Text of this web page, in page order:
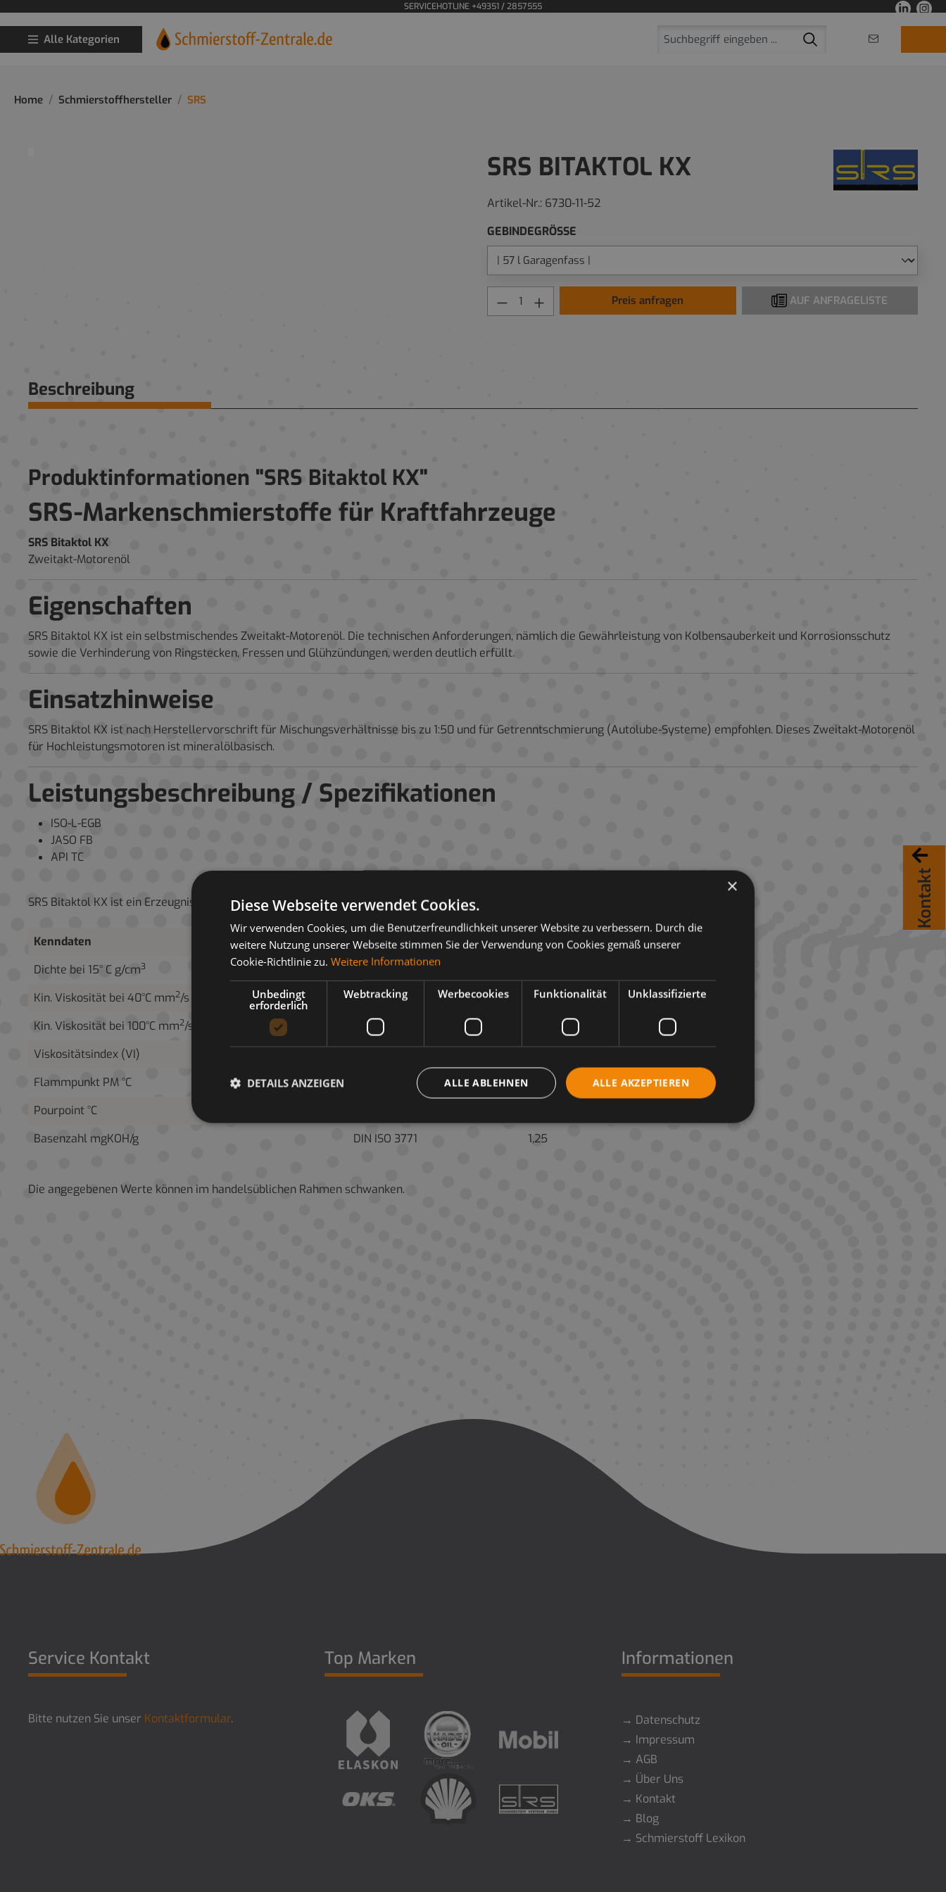
SERVICEHOTLINE +49351 / 2857555
Alle Kategorien
Kontakt
Home Schmierstoffhersteller SRS
SRS BITAKTOL KX
Artikel-Nr.: 6730-11-52
GEBINDEGRÖSSE
Preis anfragen AUF ANFRAGELISTE
Beschreibung
Produktinformationen "SRS Bitaktol KX"
SRS-Markenschmierstoffe für Kraftfahrzeuge
SRS Bitaktol KX
Zweitakt-Motorenöl
Eigenschaften
SRS Bitaktol KX ist ein selbstmischendes Zweitakt-Motorenöl. Die technischen Anforderungen, nämlich die Gewährleistung von Kolbensauberkeit und Korrosionsschutz
sowie die Verhinderung von Ringstecken, Fressen und Glühzündungen, werden deutlich erfüllt.
Einsatzhinweise
SRS Bitaktol KX ist nach Herstellervorschrift für Mischungsverhältnisse bis zu 1:50 und für Getrenntschmierung (Autolube-Systeme) empfohlen. Dieses Zweitakt-Motorenöl
für Hochleistungsmotoren ist mineralölbasisch.
Leistungsbeschreibung / Spezifikationen
ISO-L-EGB
JASO FB
API TC
SRS Bitaktol KX ist ein Erzeugnis der H&R ChemPharm GmbH.
Kenndaten Prüfmethode
SRS Bitaktol KX
Dichte bei 15° C g/cm3 DIN 51 757
Kin. Viskosität bei 40°C mm2/s DIN EN ISO 3104
63,6
Kin. Viskosität bei 100°C mm2/s DIN EN ISO 3104
Viskositätsindex (VI)
Flammpunkt PM °C
DIN EN ISO 2719
Pourpoint °C
Basenzahl mgKOH/g
DIN ISO 3771 1,25
Die angegebenen Werte können im handelsüblichen Rahmen schwanken.
Service Kontakt
Bitte nutzen Sie unser Kontaktformular.
Top Marken Informationen
Datenschutz
Impressum
AGB
Über Uns
Kontakt
Blog
Schmierstoff Lexikon
×
Diese Webseite verwendet Cookies.
Wir verwenden Cookies, um die Benutzerfreundlichkeit unserer Website zu verbessern. Durch die
weitere Nutzung unserer Webseite stimmen Sie der Verwendung von Cookies gemäß unserer
Cookie-Richtlinie zu. Weitere Informationen
Unbedingt
erforderlich
Webtracking Werbecookies Funktionalität Unklassifizierte
ALLE AKZEPTIEREN
ALLE ABLEHNEN
DETAILS ANZEIGEN